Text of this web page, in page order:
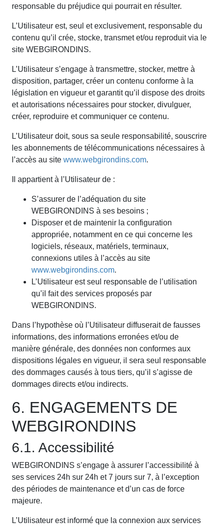
responsable du préjudice qui pourrait en résulter.
L’Utilisateur est, seul et exclusivement, responsable du
contenu qu’il crée, stocke, transmet et/ou reproduit via le
site WEBGIRONDINS.
L’Utilisateur s’engage à transmettre, stocker, mettre à
disposition, partager, créer un contenu conforme à la
législation en vigueur et garantit qu’il dispose des droits
et autorisations nécessaires pour stocker, divulguer,
créer, reproduire et communiquer ce contenu.
L’Utilisateur doit, sous sa seule responsabilité, souscrire
les abonnements de télécommunications nécessaires à
l’accès au site www.webgirondins.com.
Il appartient à l’Utilisateur de :
S’assurer de l’adéquation du site
WEBGIRONDINS à ses besoins ;
Disposer et de maintenir la configuration
appropriée, notamment en ce qui concerne les
logiciels, réseaux, matériels, terminaux,
connexions utiles à l’accès au site
www.webgirondins.com.
L’Utilisateur est seul responsable de l’utilisation
qu’il fait des services proposés par
WEBGIRONDINS.
Dans l’hypothèse où l’Utilisateur diffuserait de fausses
informations, des informations erronées et/ou de
manière générale, des données non conformes aux
dispositions légales en vigueur, il sera seul responsable
des dommages causés à tous tiers, qu’il s’agisse de
dommages directs et/ou indirects.
6. ENGAGEMENTS DE
WEBGIRONDINS
6.1. Accessibilité
WEBGIRONDINS s’engage à assurer l’accessibilité à
ses services 24h sur 24h et 7 jours sur 7, à l’exception
des périodes de maintenance et d’un cas de force
majeure.
L’Utilisateur est informé que la connexion aux services